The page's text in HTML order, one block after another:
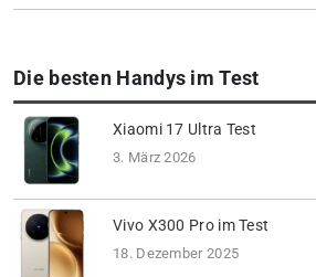
Die besten Handys im Test
Xiaomi 17 Ultra Test
3. März 2026
Vivo X300 Pro im Test
18. Dezember 2025